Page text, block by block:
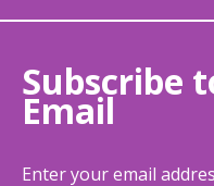
Subscribe
Email
Enter your email